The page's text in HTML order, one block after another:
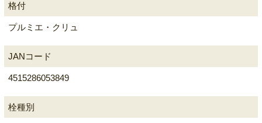
格付
プルミエ・クリュ
JANコード
4515286053849
栓種別